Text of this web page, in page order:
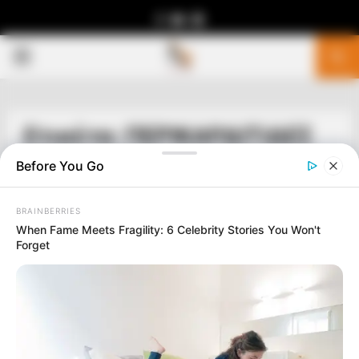
Ετικέτα: ΠΕΡΙΚΑΡΔΙΤΙΔΕΣ
Before You Go
BRAINBERRIES
When Fame Meets Fragility: 6 Celebrity Stories You Won't
Forget